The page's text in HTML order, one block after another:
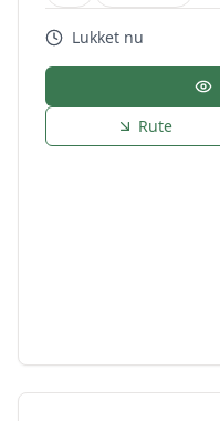
Lukket nu
Rute